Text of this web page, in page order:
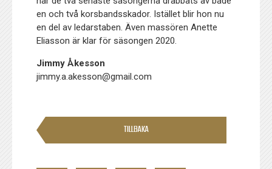
en och två korsbandsskador. Istället blir hon nu
en del av ledarstaben. Även massören Anette
Eliasson är klar för säsongen 2020.
Jimmy Åkesson
jimmy.a.akesson@gmail.com
TILLBAKA